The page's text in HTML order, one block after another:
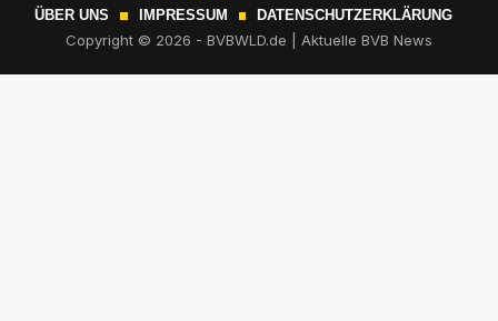
ÜBER UNS IMPRESSUM DATENSCHUTZERKLÄRUNG
Copyright © 2026 - BVBWLD.de | Aktuelle BVB News